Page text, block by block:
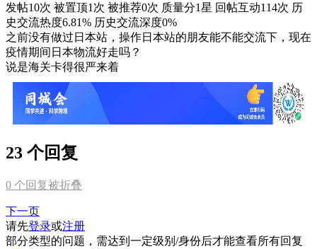
发帖10次 被置顶1次 被推荐0次 质量分1星 回帖互动114次 历
史交流热度6.81% 历史交流深度0%
之前没有做过日本站，操作日本站的朋友能不能交流下，现在
疫情期间日本物流好走吗？
说是海关卡得很严来着
23 个回复
0 个回复被折叠
下一页
请先登录或注册
部分类型的问题，需达到一定级别/身份后才能查看所有回复